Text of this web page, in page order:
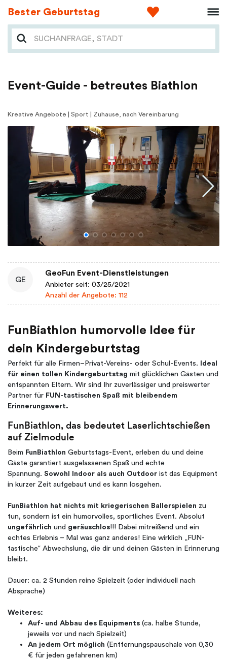
Bester Geburtstag
Event-Guide - betreutes Biathlon
Kreative Angebote | Sport | Zuhause, nach Vereinbarung
GE
GeoFun Event-Dienstleistungen
Anbieter seit: 03/25/2021
Anzahl der Angebote: 112
FunBiathlon humorvolle Idee für
dein Kindergeburtstag
Perfekt für alle Firmen–Privat-Vereins- oder Schul-Events.
Ideal
für einen tollen Kindergeburtstag mit glücklichen Gästen und
entspannten Eltern. Wir sind Ihr zuverlässiger und preiswerter
Partner für FUN-tastischen Spaß mit bleibendem
Erinnerungswert.
FunBiathlon, das bedeutet Laserlichtschießen
auf Zielmodule
Beim FunBiathlon Geburtstags-Event, erleben du und deine
Gäste garantiert ausgelassenen Spaß und echte
Spannung. Sowohl Indoor als auch Outdoor ist das Equipment
in kurzer Zeit aufgebaut und es kann losgehen.
FunBiathlon hat nichts mit kriegerischen Ballerspielen zu
tun, sondern ist ein humorvolles, sportliches Event. Absolut
ungefährlich und geräuschlos!!! Dabei mitreißend und ein
echtes Erlebnis – Mal was ganz anderes! Eine wirklich „FUN-
tastische“ Abwechslung, die dir und deinen Gästen in Erinnerung
bleibt.
Dauer: ca. 2 Stunden reine Spielzeit (oder individuell nach
Absprache)
Weiteres:
Auf- und Abbau des Equipments (ca. halbe Stunde,
jeweils vor und nach Spielzeit)
An jedem Ort möglich (Entfernungspauschale von 0,30
€ für jeden gefahrenen km)